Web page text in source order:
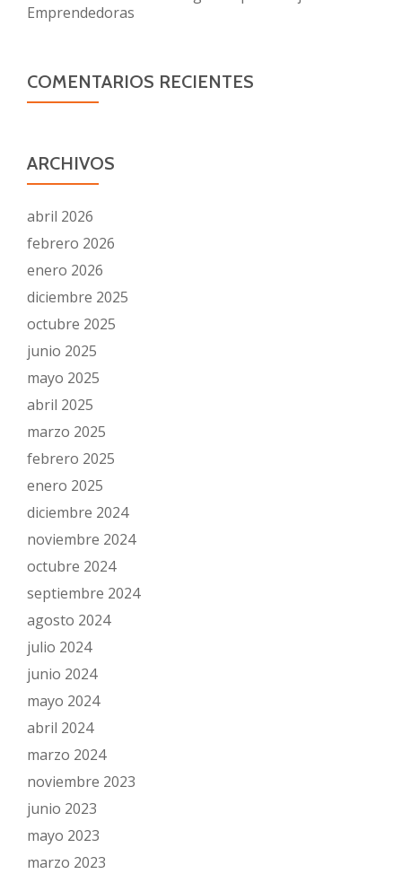
Emprendedoras
COMENTARIOS RECIENTES
ARCHIVOS
abril 2026
febrero 2026
enero 2026
diciembre 2025
octubre 2025
junio 2025
mayo 2025
abril 2025
marzo 2025
febrero 2025
enero 2025
diciembre 2024
noviembre 2024
octubre 2024
septiembre 2024
agosto 2024
julio 2024
junio 2024
mayo 2024
abril 2024
marzo 2024
noviembre 2023
junio 2023
mayo 2023
marzo 2023